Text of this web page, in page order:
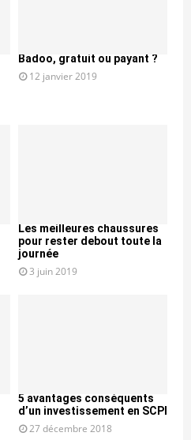
Badoo, gratuit ou payant ?
12 janvier 2019
Les meilleures chaussures
pour rester debout toute la
journée
3 juin 2019
5 avantages conséquents
d’un investissement en SCPI
27 décembre 2018